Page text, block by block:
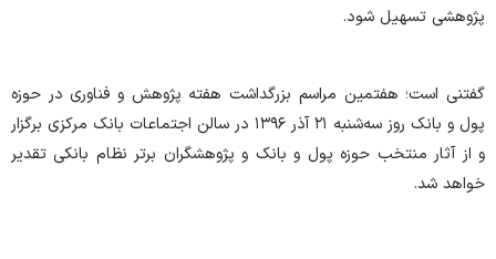
پژوهشی تسهیل شود.
گفتنی است؛ هفتمین مراسم بزرگداشت هفته پژوهش و فناوری در حوزه
پول و بانک روز سه‌شنبه ۲۱ آذر ۱۳۹۶ در سالن اجتماعات بانک مرکزی برگزار
و از آثار منتخب حوزه پول و بانک و پژوهشگران برتر نظام بانکی تقدیر
خواهد شد.